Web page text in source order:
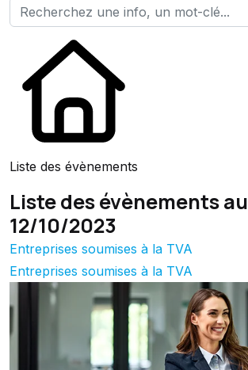
Liste des évènements
Liste des évènements au
12/10/2023
Entreprises soumises à la TVA
Entreprises soumises à la TVA